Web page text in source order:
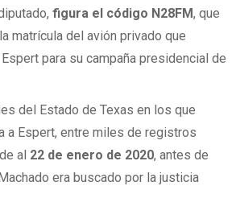
figura el código N28FM, que
matrícula del avión privado que
para su campaña presidencial de
del Estado de Texas en los que
a Espert, entre miles de registros
al 22 de enero de 2020, antes de
era buscado por la justicia